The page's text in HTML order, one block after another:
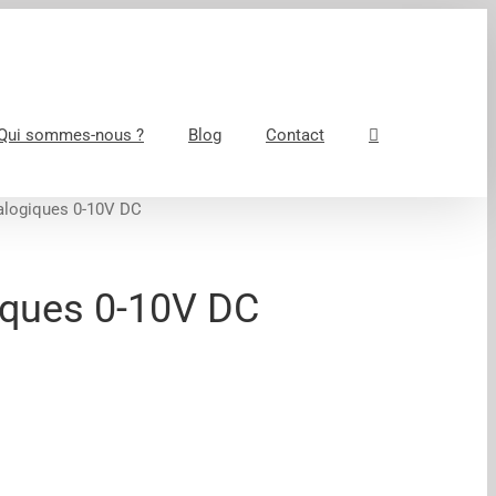
sommes-nous ? Blog Contact
0-10V DC
0-10V DC